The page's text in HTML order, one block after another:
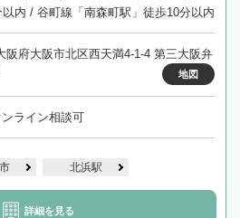
内 / 谷町線「南森町駅」徒歩10分以内
阪府大阪市北区西天満4-1-4 第三大阪弁
地図
ライン相談可
北浜駅
詳細を見る